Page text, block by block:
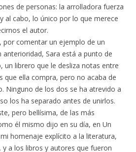
de personas: la arrolladora fuerza
al cabo, lo único por lo que merece
el autor.
por comentar un ejemplo de un
Sara está a punto de
un librero que le desliza notas entre
que ella compra, pero no acaba de
Ninguno de los dos se ha atrevido a
los ha separado antes de unirlos.
pero bellísima, de las más
él mismo dijo en su día, en Un
homenaje explícito a la literatura,
y a los libros y autores que fueron